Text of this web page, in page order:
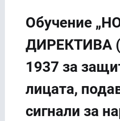
Обучение
ДИРЕКТИВА
1937 за
лицата,
сигнали за